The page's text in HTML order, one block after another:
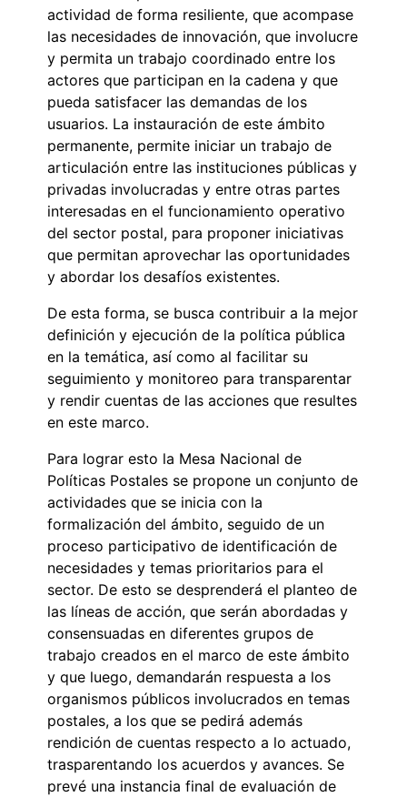
actividad de forma resiliente, que acompase
las necesidades de innovación, que involucre
y permita un trabajo coordinado entre los
actores que participan en la cadena y que
pueda satisfacer las demandas de los
usuarios. La instauración de este ámbito
permanente, permite iniciar un trabajo de
articulación entre las instituciones públicas y
privadas involucradas y entre otras partes
interesadas en el funcionamiento operativo
del sector postal, para proponer iniciativas
que permitan aprovechar las oportunidades
y abordar los desafíos existentes.
De esta forma, se busca contribuir a la mejor
definición y ejecución de la política pública
en la temática, así como al facilitar su
seguimiento y monitoreo para transparentar
y rendir cuentas de las acciones que resultes
en este marco.
Para lograr esto la Mesa Nacional de
Políticas Postales se propone un conjunto de
actividades que se inicia con la
formalización del ámbito, seguido de un
proceso participativo de identificación de
necesidades y temas prioritarios para el
sector. De esto se desprenderá el planteo de
las líneas de acción, que serán abordadas y
consensuadas en diferentes grupos de
trabajo creados en el marco de este ámbito
y que luego, demandarán respuesta a los
organismos públicos involucrados en temas
postales, a los que se pedirá además
rendición de cuentas respecto a lo actuado,
trasparentando los acuerdos y avances. Se
prevé una instancia final de evaluación de